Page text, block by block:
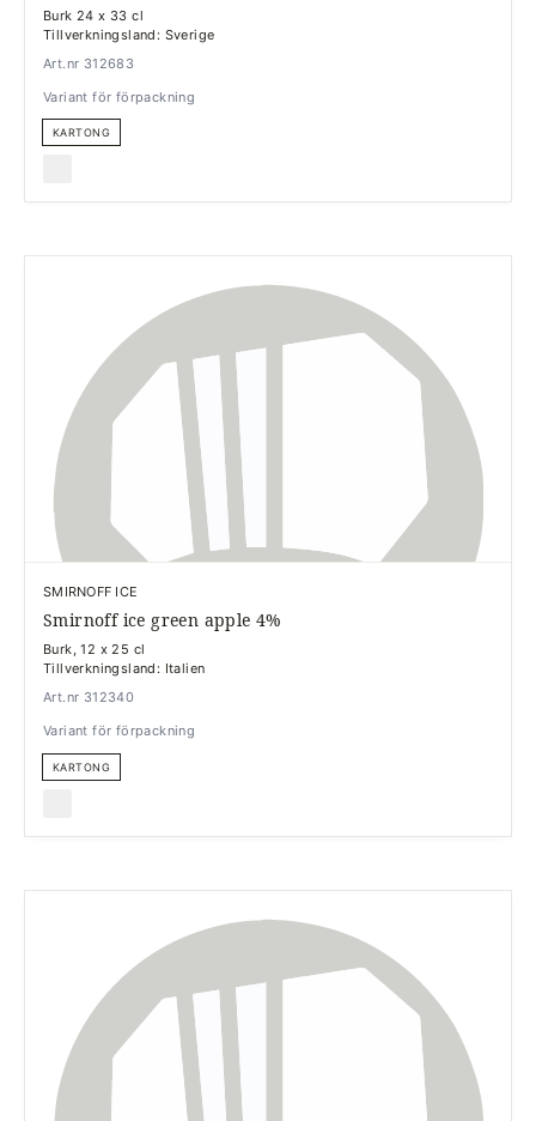
Burk 24 x 33 cl
Tillverkningsland: Sverige
Art.nr 312683
Variant för förpackning
KARTONG
SMIRNOFF ICE
Smirnoff ice green apple 4%
Burk, 12 x 25 cl
Tillverkningsland: Italien
Art.nr 312340
Variant för förpackning
KARTONG